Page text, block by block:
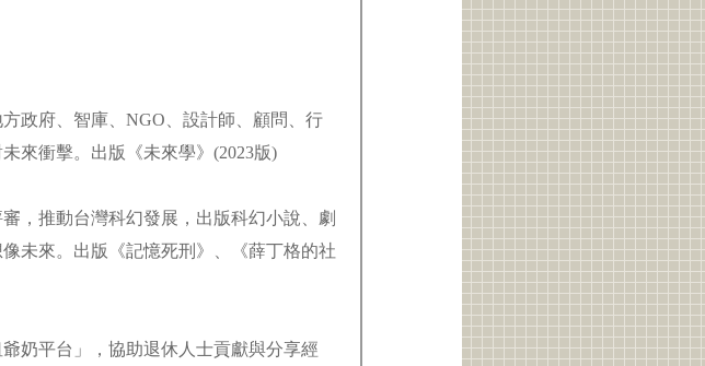
政府、智庫、NGO、設計師、顧問、行
來衝擊。出版《未來學》(2023版)
，推動台灣科幻發展，出版科幻小說、劇
未來。出版《記憶死刑》、《薛丁格的社
奶平台」，協助退休人士貢獻與分享經